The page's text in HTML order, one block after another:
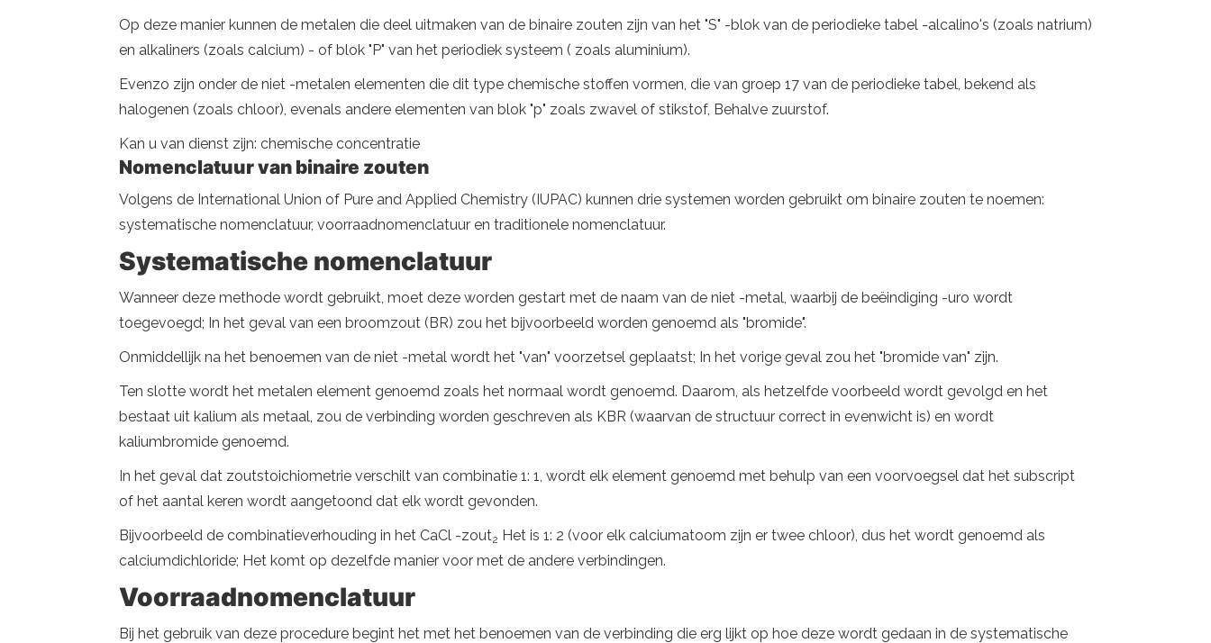
Op deze manier kunnen de metalen die deel uitmaken van de binaire zouten zijn van het "S" -blok van de periodieke tabel -alcalino's (zoals natrium)
en alkaliners (zoals calcium) - of blok "P" van het periodiek systeem ( zoals aluminium).
Evenzo zijn onder de niet -metalen elementen die dit type chemische stoffen vormen, die van groep 17 van de periodieke tabel, bekend als
halogenen (zoals chloor), evenals andere elementen van blok "p" zoals zwavel of stikstof, Behalve zuurstof.
Kan u van dienst zijn: chemische concentratie
Nomenclatuur van binaire zouten
Volgens de International Union of Pure and Applied Chemistry (IUPAC) kunnen drie systemen worden gebruikt om binaire zouten te noemen:
systematische nomenclatuur, voorraadnomenclatuur en traditionele nomenclatuur.
Systematische nomenclatuur
Wanneer deze methode wordt gebruikt, moet deze worden gestart met de naam van de niet -metal, waarbij de beëindiging -uro wordt
toegevoegd; In het geval van een broomzout (BR) zou het bijvoorbeeld worden genoemd als "bromide".
Onmiddellijk na het benoemen van de niet -metal wordt het "van" voorzetsel geplaatst; In het vorige geval zou het "bromide van" zijn.
Ten slotte wordt het metalen element genoemd zoals het normaal wordt genoemd. Daarom, als hetzelfde voorbeeld wordt gevolgd en het
bestaat uit kalium als metaal, zou de verbinding worden geschreven als KBR (waarvan de structuur correct in evenwicht is) en wordt
kaliumbromide genoemd.
In het geval dat zoutstoichiometrie verschilt van combinatie 1: 1, wordt elk element genoemd met behulp van een voorvoegsel dat het subscript
of het aantal keren wordt aangetoond dat elk wordt gevonden.
Bijvoorbeeld de combinatieverhouding in het CaCl -zout2 Het is 1: 2 (voor elk calciumatoom zijn er twee chloor), dus het wordt genoemd als
calciumdichloride; Het komt op dezelfde manier voor met de andere verbindingen.
Voorraadnomenclatuur
Bij het gebruik van deze procedure begint het met het benoemen van de verbinding die erg lijkt op hoe deze wordt gedaan in de systematische